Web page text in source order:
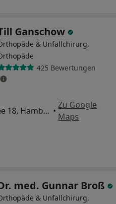
Ganschow
& Unfallchirurg,
425 Bewertungen
Schäferkampsallee 18, Hamburg •
Zu Google
Maps
med. Gunnar Broß
& Unfallchirurg,